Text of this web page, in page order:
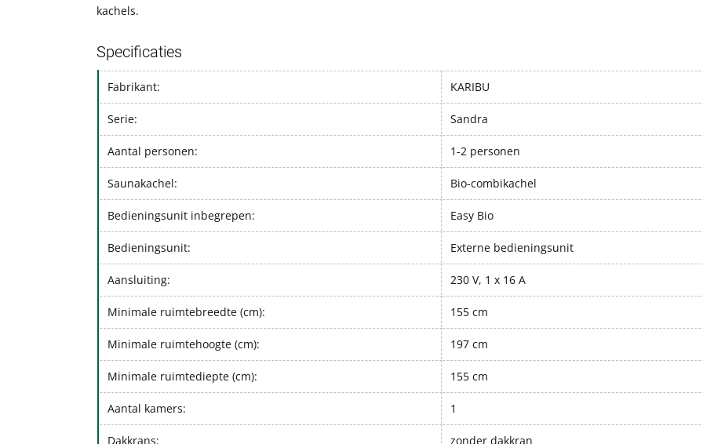
kachels.
Specificaties
Fabrikant: KARIBU
Serie: Sandra
Aantal personen: 1-2 personen
Saunakachel: Bio-combikachel
Bedieningsunit inbegrepen: Easy Bio
Bedieningsunit: Externe bedieningsunit
Aansluiting: 230 V, 1 x 16 A
Minimale ruimtebreedte (cm): 155 cm
Minimale ruimtehoogte (cm): 197 cm
Minimale ruimtediepte (cm): 155 cm
Aantal kamers: 1
Dakkrans: zonder dakkran